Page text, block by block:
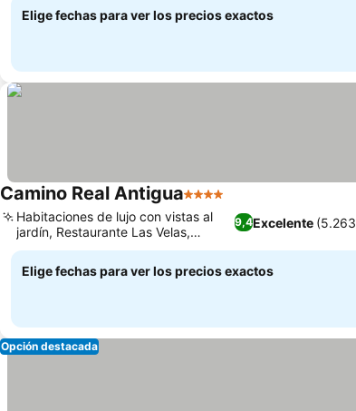
Elige fechas para ver los precios exactos
Camino Real Antigua4 Estrellas
9,4Excelente
Habitaciones de lujo con vistas al
jardín, Restaurante Las Velas,
galardonado
Elige fechas para ver los precios exactos
Opción destacada